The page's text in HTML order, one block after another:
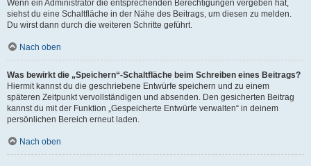
Wenn ein Administrator die entsprechenden Berechtigungen vergeben hat,
siehst du eine Schaltfläche in der Nähe des Beitrags, um diesen zu melden.
Du wirst dann durch die weiteren Schritte geführt.
Nach oben
Was bewirkt die „Speichern“-Schaltfläche beim Schreiben eines Beitrags?
Hiermit kannst du die geschriebene Entwürfe speichern und zu einem
späteren Zeitpunkt vervollständigen und absenden. Den gesicherten Beitrag
kannst du mit der Funktion „Gespeicherte Entwürfe verwalten“ in deinem
persönlichen Bereich erneut laden.
Nach oben